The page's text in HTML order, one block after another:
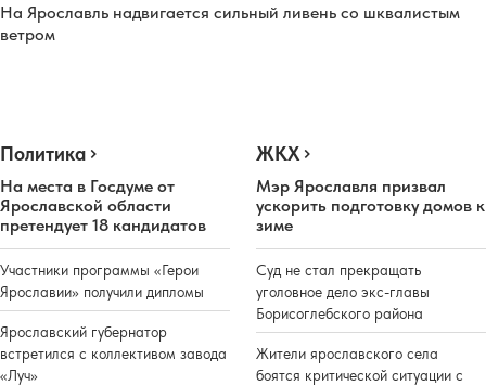
На Ярославль надвигается сильный ливень со шквалистым
ветром
Политика
На места в Госдуме от
Ярославской области
претендует 18 кандидатов
Участники программы «Герои
Ярославии» получили дипломы
Ярославский губернатор
встретился с коллективом завода
«Луч»
ЖКХ
Мэр Ярославля призвал
ускорить подготовку домов к
зиме
Суд не стал прекращать
уголовное дело экс-главы
Борисоглебского района
Жители ярославского села
боятся критической ситуации с